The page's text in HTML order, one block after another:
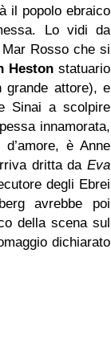
il popolo ebraico
Lo vidi da
Rosso che si
Heston statuario
attore), e
Sinai a scolpire
innamorata,
è Anne
dritta da Eva
degli Ebrei
avrebbe poi
della scena sul
dichiarato